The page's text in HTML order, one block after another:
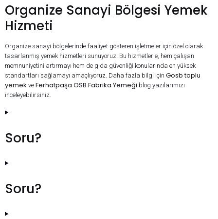
Organize Sanayi Bölgesi Yemek
Hizmeti
Organize sanayi bölgelerinde faaliyet gösteren işletmeler için özel olarak
tasarlanmış yemek hizmetleri sunuyoruz. Bu hizmetlerle, hem çalışan
memnuniyetini artırmayı hem de gıda güvenliği konularında en yüksek
standartları sağlamayı amaçlıyoruz. Daha fazla bilgi için Gosb toplu
yemek ve Ferhatpaşa OSB Fabrika Yemeği blog yazılarımızı
inceleyebilirsiniz.
Soru?
Soru?